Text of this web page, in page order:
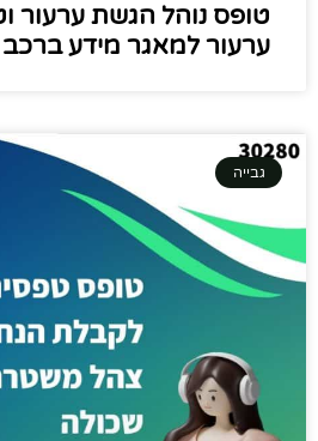
טופס נוהל הגשת ערעור
ערעור למאגר מידע ברכב
גבייה